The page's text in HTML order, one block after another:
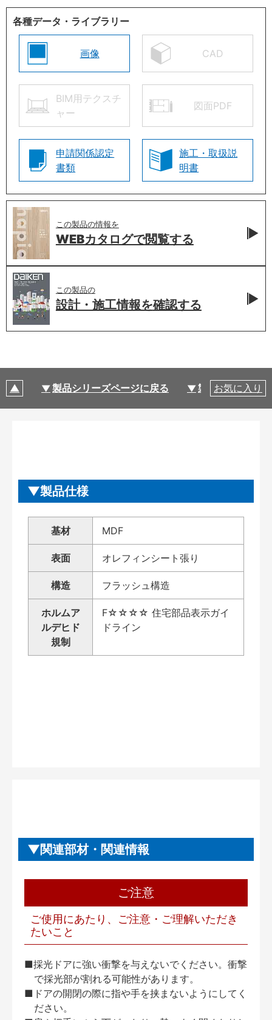
各種データ・ライブラリー
画像 CAD
BIM用テクスチ
ャー
図面PDF
申請関係認定
書類
施工・取扱説
明書
この製品の情報を
WEBカタログで閲覧する
この製品の
設計・施工情報を確認する
製品シリーズページに戻る 製品仕様
お気に入り
製品仕様
基材 MDF
表面 オレフィンシート張り
構造 フラッシュ構造
ホルムア
ルデヒド
規制
F☆☆☆☆ 住宅部品表示ガイ
ドライン
関連部材・関連情報
ご注意
ご使用にあたり、ご注意・ご理解いただき
たいこと
■採光ドアに強い衝撃を与えないでください。衝撃
で採光部が割れる可能性があります。
■ドアの開閉の際に指や手を挟まないようにしてく
ださい。